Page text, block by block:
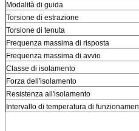
Modalità di guida
Torsione di estrazione
Torsione di tenuta
Frequenza massima di risposta
Frequenza massima di avvio
Classe di isolamento
Forza dell'isolamento
Resistenza all'isolamento
Intervallo di temperatura di